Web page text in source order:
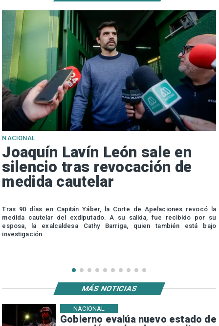
NACIONAL
Joaquín Lavín León sale en
silencio tras revocación de
medida cautelar
Tras 90 días en Capitán Yáber, la Corte de Apelaciones revocó la
medida cautelar del exdiputado. A su salida, fue recibido por su
esposa, la exalcaldesa Cathy Barriga, quien también está bajo
investigación.
Gobierno evalúa nuevo estado de
NACIONAL
MÁS NOTICIAS